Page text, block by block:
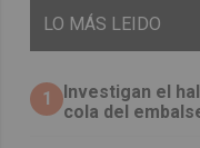
LO MÁS LEIDO
1
Investigan el
cola del